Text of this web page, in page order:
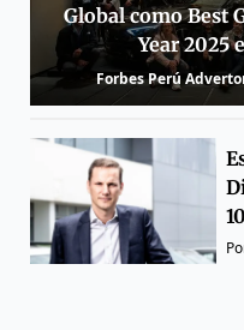
Global como Best
Year 2025
Forbes Perú